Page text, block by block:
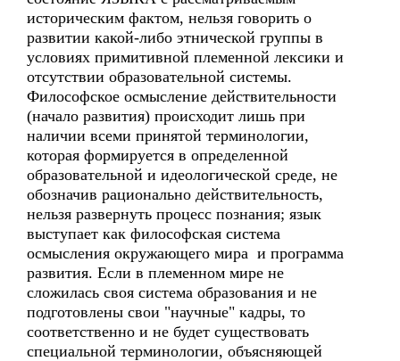
историческим фактом, нельзя говорить о
развитии какой-либо этнической группы в
условиях примитивной племенной лексики и
отсутствии образовательной системы.
Философское осмысление действительности
(начало развития) происходит лишь при
наличии всеми принятой терминологии,
которая формируется в определенной
образовательной и идеологической среде, не
обозначив рационально действительность,
нельзя развернуть процесс познания; язык
выступает как философская система
осмысления окружающего мира и программа
развития. Если в племенном мире не
сложилась своя система образования и не
подготовлены свои "научные" кадры, то
соответственно и не будет существовать
специальной терминологии, объясняющей